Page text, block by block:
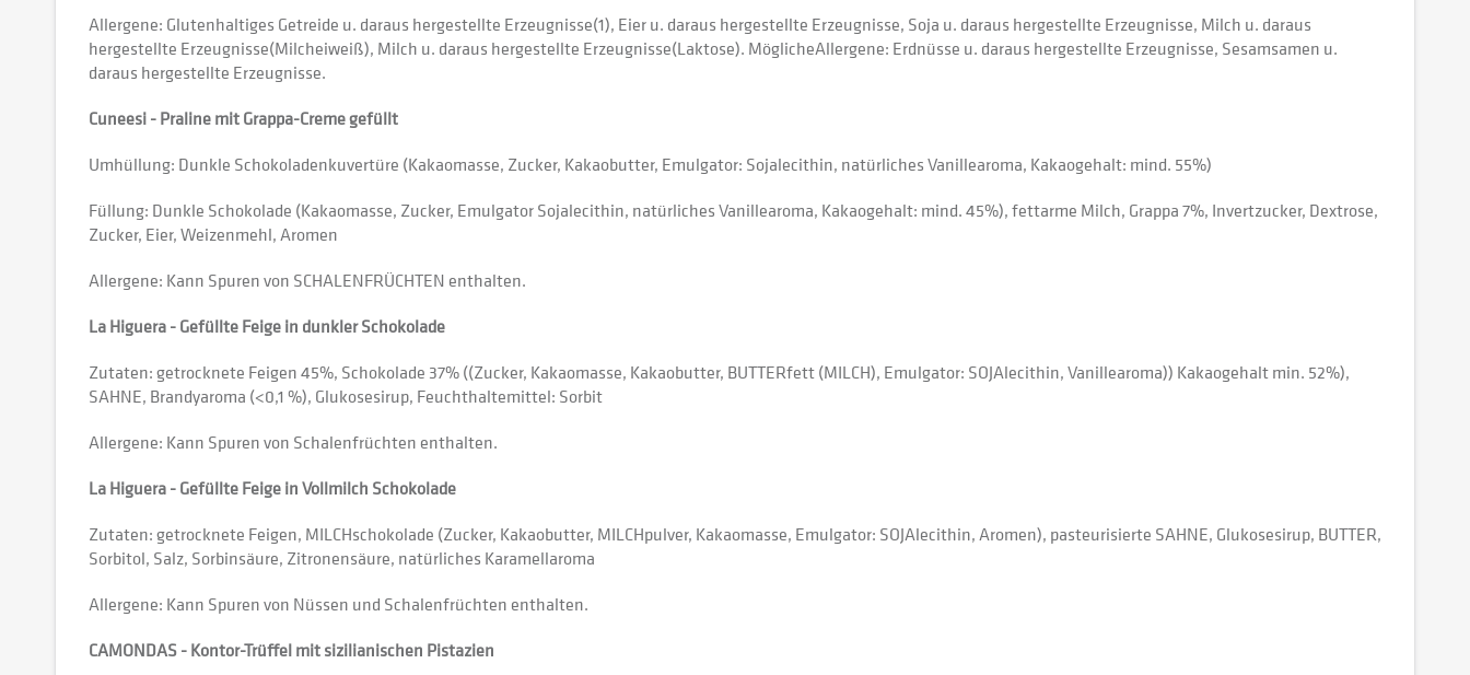
Allergene: Glutenhaltiges Getreide u. daraus hergestellte Erzeugnisse(1), Eier u. daraus hergestellte Erzeugnisse, Soja u. daraus hergestellte Erzeugnisse, Milch u. daraus
hergestellte Erzeugnisse(Milcheiweiß), Milch u. daraus hergestellte Erzeugnisse(Laktose). MöglicheAllergene: Erdnüsse u. daraus hergestellte Erzeugnisse, Sesamsamen u.
daraus hergestellte Erzeugnisse.
Cuneesi - Praline mit Grappa-Creme gefüllt
Umhüllung: Dunkle Schokoladenkuvertüre (Kakaomasse, Zucker, Kakaobutter, Emulgator: Sojalecithin, natürliches Vanillearoma, Kakaogehalt: mind. 55%)
Füllung: Dunkle Schokolade (Kakaomasse, Zucker, Emulgator Sojalecithin, natürliches Vanillearoma, Kakaogehalt: mind. 45%), fettarme Milch, Grappa 7%, Invertzucker, Dextrose,
Zucker, Eier, Weizenmehl, Aromen
Allergene: Kann Spuren von SCHALENFRÜCHTEN enthalten.
La Higuera - Gefüllte Feige in dunkler Schokolade
Zutaten: getrocknete Feigen 45%, Schokolade 37% ((Zucker, Kakaomasse, Kakaobutter, BUTTERfett (MILCH), Emulgator: SOJAlecithin, Vanillearoma)) Kakaogehalt min. 52%),
SAHNE, Brandyaroma (<0,1 %), Glukosesirup, Feuchthaltemittel: Sorbit
Allergene: Kann Spuren von Schalenfrüchten enthalten.
La Higuera - Gefüllte Feige in Vollmilch Schokolade
Zutaten: getrocknete Feigen, MILCHschokolade (Zucker, Kakaobutter, MILCHpulver, Kakaomasse, Emulgator: SOJAlecithin, Aromen), pasteurisierte SAHNE, Glukosesirup, BUTTER,
Sorbitol, Salz, Sorbinsäure, Zitronensäure, natürliches Karamellaroma
Allergene: Kann Spuren von Nüssen und Schalenfrüchten enthalten.
CAMONDAS - Kontor-Trüffel mit sizilianischen Pistazien